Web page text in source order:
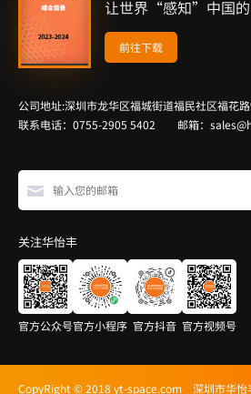
让世界“感知”中国
前往下载
公司地址:深圳市龙华区福城街道福民社区福花
联系电话：0755-2905 5402 邮箱：
关注华怡丰
官方公众号官方小程序 官方抖音 官方视频号
CopyRight © 2018 yt-space.com 深圳市华怡